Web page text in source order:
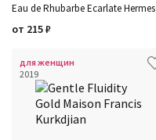
Eau de Rhubarbe Ecarlate Hermes
от 215₽
для женщин
2019